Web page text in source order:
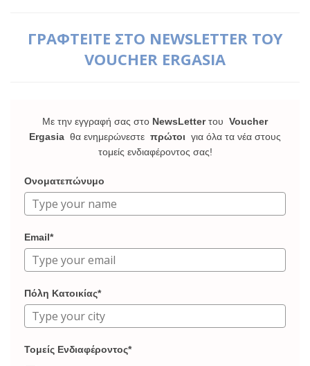
ΓΡΑΦΤΕΙΤΕ ΣΤΟ NEWSLETTER ΤΟΥ
VOUCHER ERGASIA
Με την εγγραφή σας στο NewsLetterτου Voucher
Ergasia θα ενημερώνεστε πρώτοι για όλα τα νέα στους
τομείς ενδιαφέροντος σας!
Ονοματεπώνυμο
Email*
Πόλη Κατοικίας*
Τομείς Ενδιαφέροντος*